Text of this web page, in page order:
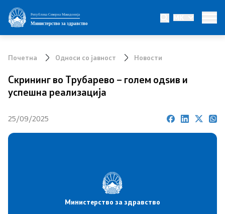
Република Северна Македонија
Министерство за здравство
MK
Министерство
Државен секретар
Интегритет
Почетна Односи со јавност Новости
Скрининг во Трубарево – голем одѕив и
успешна реализација
25/09/2025
Министерство за здравство